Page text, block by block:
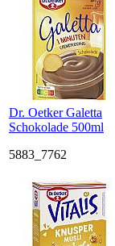
Dr. Oetker Galetta
Schokolade 500ml
5883_7762